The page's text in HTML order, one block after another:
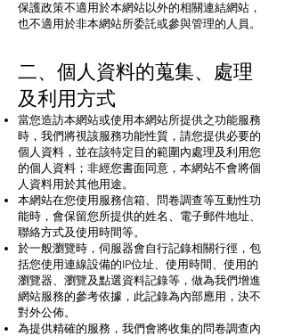
保護政策不適用於本網站以外的相關連結網站，
也不適用於非本網站所委託或參與管理的人員。
二、個人資料的蒐集、處理
及利用方式
當您造訪本網站或使用本網站所提供之功能服務
時，我們將視該服務功能性質，請您提供必要的
個人資料，並在該特定目的範圍內處理及利用您
的個人資料；非經您書面同意，本網站不會將個
人資料用於其他用途。
本網站在您使用服務信箱、問卷調查等互動性功
能時，會保留您所提供的姓名、電子郵件地址、
聯絡方式及使用時間等。
於一般瀏覽時，伺服器會自行記錄相關行徑，包
括您使用連線設備的IP位址、使用時間、使用的
瀏覽器、瀏覽及點選資料記錄等，做為我們增進
網站服務的參考依據，此記錄為內部應用，決不
對外公佈。
為提供精確的服務，我們會將收集的問卷調查內